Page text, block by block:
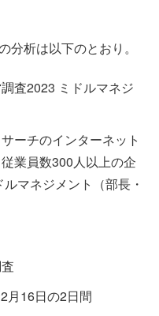
析は以下のとおり。
査2023 ミドルマネジ
ーチのインターネット
業員数300人以上の企
マネジメント（部長・
月16日の2日間